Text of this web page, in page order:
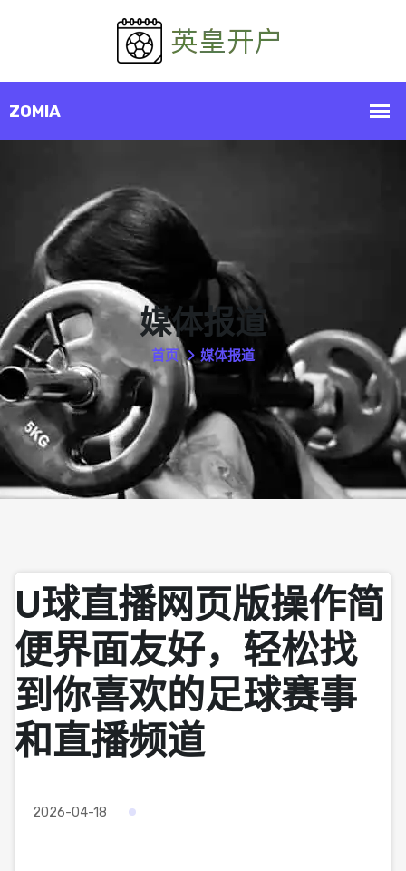
媒体报道
首页 媒体报道
U球直播网页版操作简
便界面友好，轻松找
到你喜欢的足球赛事
和直播频道
2026-04-18